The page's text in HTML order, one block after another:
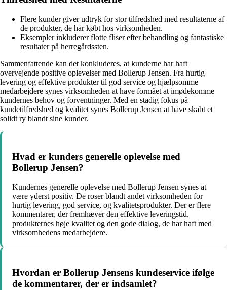
Flere kunder giver udtryk for stor tilfredshed med resultaterne af
de produkter, de har købt hos virksomheden.
Eksempler inkluderer flotte fliser efter behandling og fantastiske
resultater på herregårdssten.
Sammenfattende kan det konkluderes, at kunderne har haft
overvejende positive oplevelser med Bollerup Jensen. Fra hurtig
levering og effektive produkter til god service og hjælpsomme
medarbejdere synes virksomheden at have formået at imødekomme
kundernes behov og forventninger. Med en stadig fokus på
kundetilfredshed og kvalitet synes Bollerup Jensen at have skabt et
solidt ry blandt sine kunder.
Hvad er kunders generelle oplevelse med
Bollerup Jensen?
Kundernes generelle oplevelse med Bollerup Jensen synes at
være yderst positiv. De roser blandt andet virksomheden for
hurtig levering, god service, og kvalitetsprodukter. Der er flere
kommentarer, der fremhæver den effektive leveringstid,
produkternes høje kvalitet og den gode dialog, de har haft med
virksomhedens medarbejdere.
Hvordan er Bollerup Jensens kundeservice ifølge
de kommentarer, der er indsamlet?